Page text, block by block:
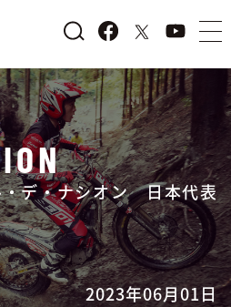
・デ・ナシオン 日本代表
2023年06月01日